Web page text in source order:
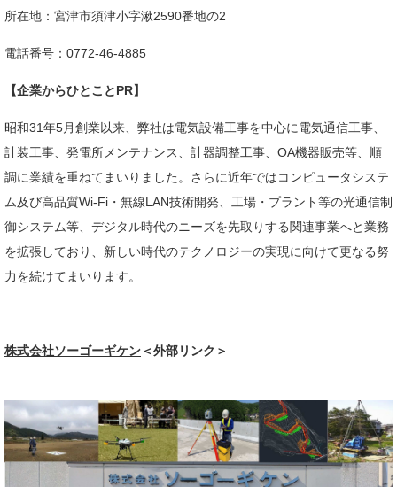
所在地：宮津市須津小字湫2590番地の2
電話番号：0772-46-4885
【企業からひとことPR】
昭和31年5月創業以来、弊社は電気設備工事を中心に電気通信工事、
計装工事、発電所メンテナンス、計器調整工事、OA機器販売等、順
調に業績を重ねてまいりました。さらに近年ではコンピュータシステ
ム及び高品質Wi-Fi・無線LAN技術開発、工場・プラント等の光通信制
御システム等、デジタル時代のニーズを先取りする関連事業へと業務
を拡張しており、新しい時代のテクノロジーの実現に向けて更なる努
力を続けてまいります。​
株式会社ソーゴーギケン＜外部リンク＞